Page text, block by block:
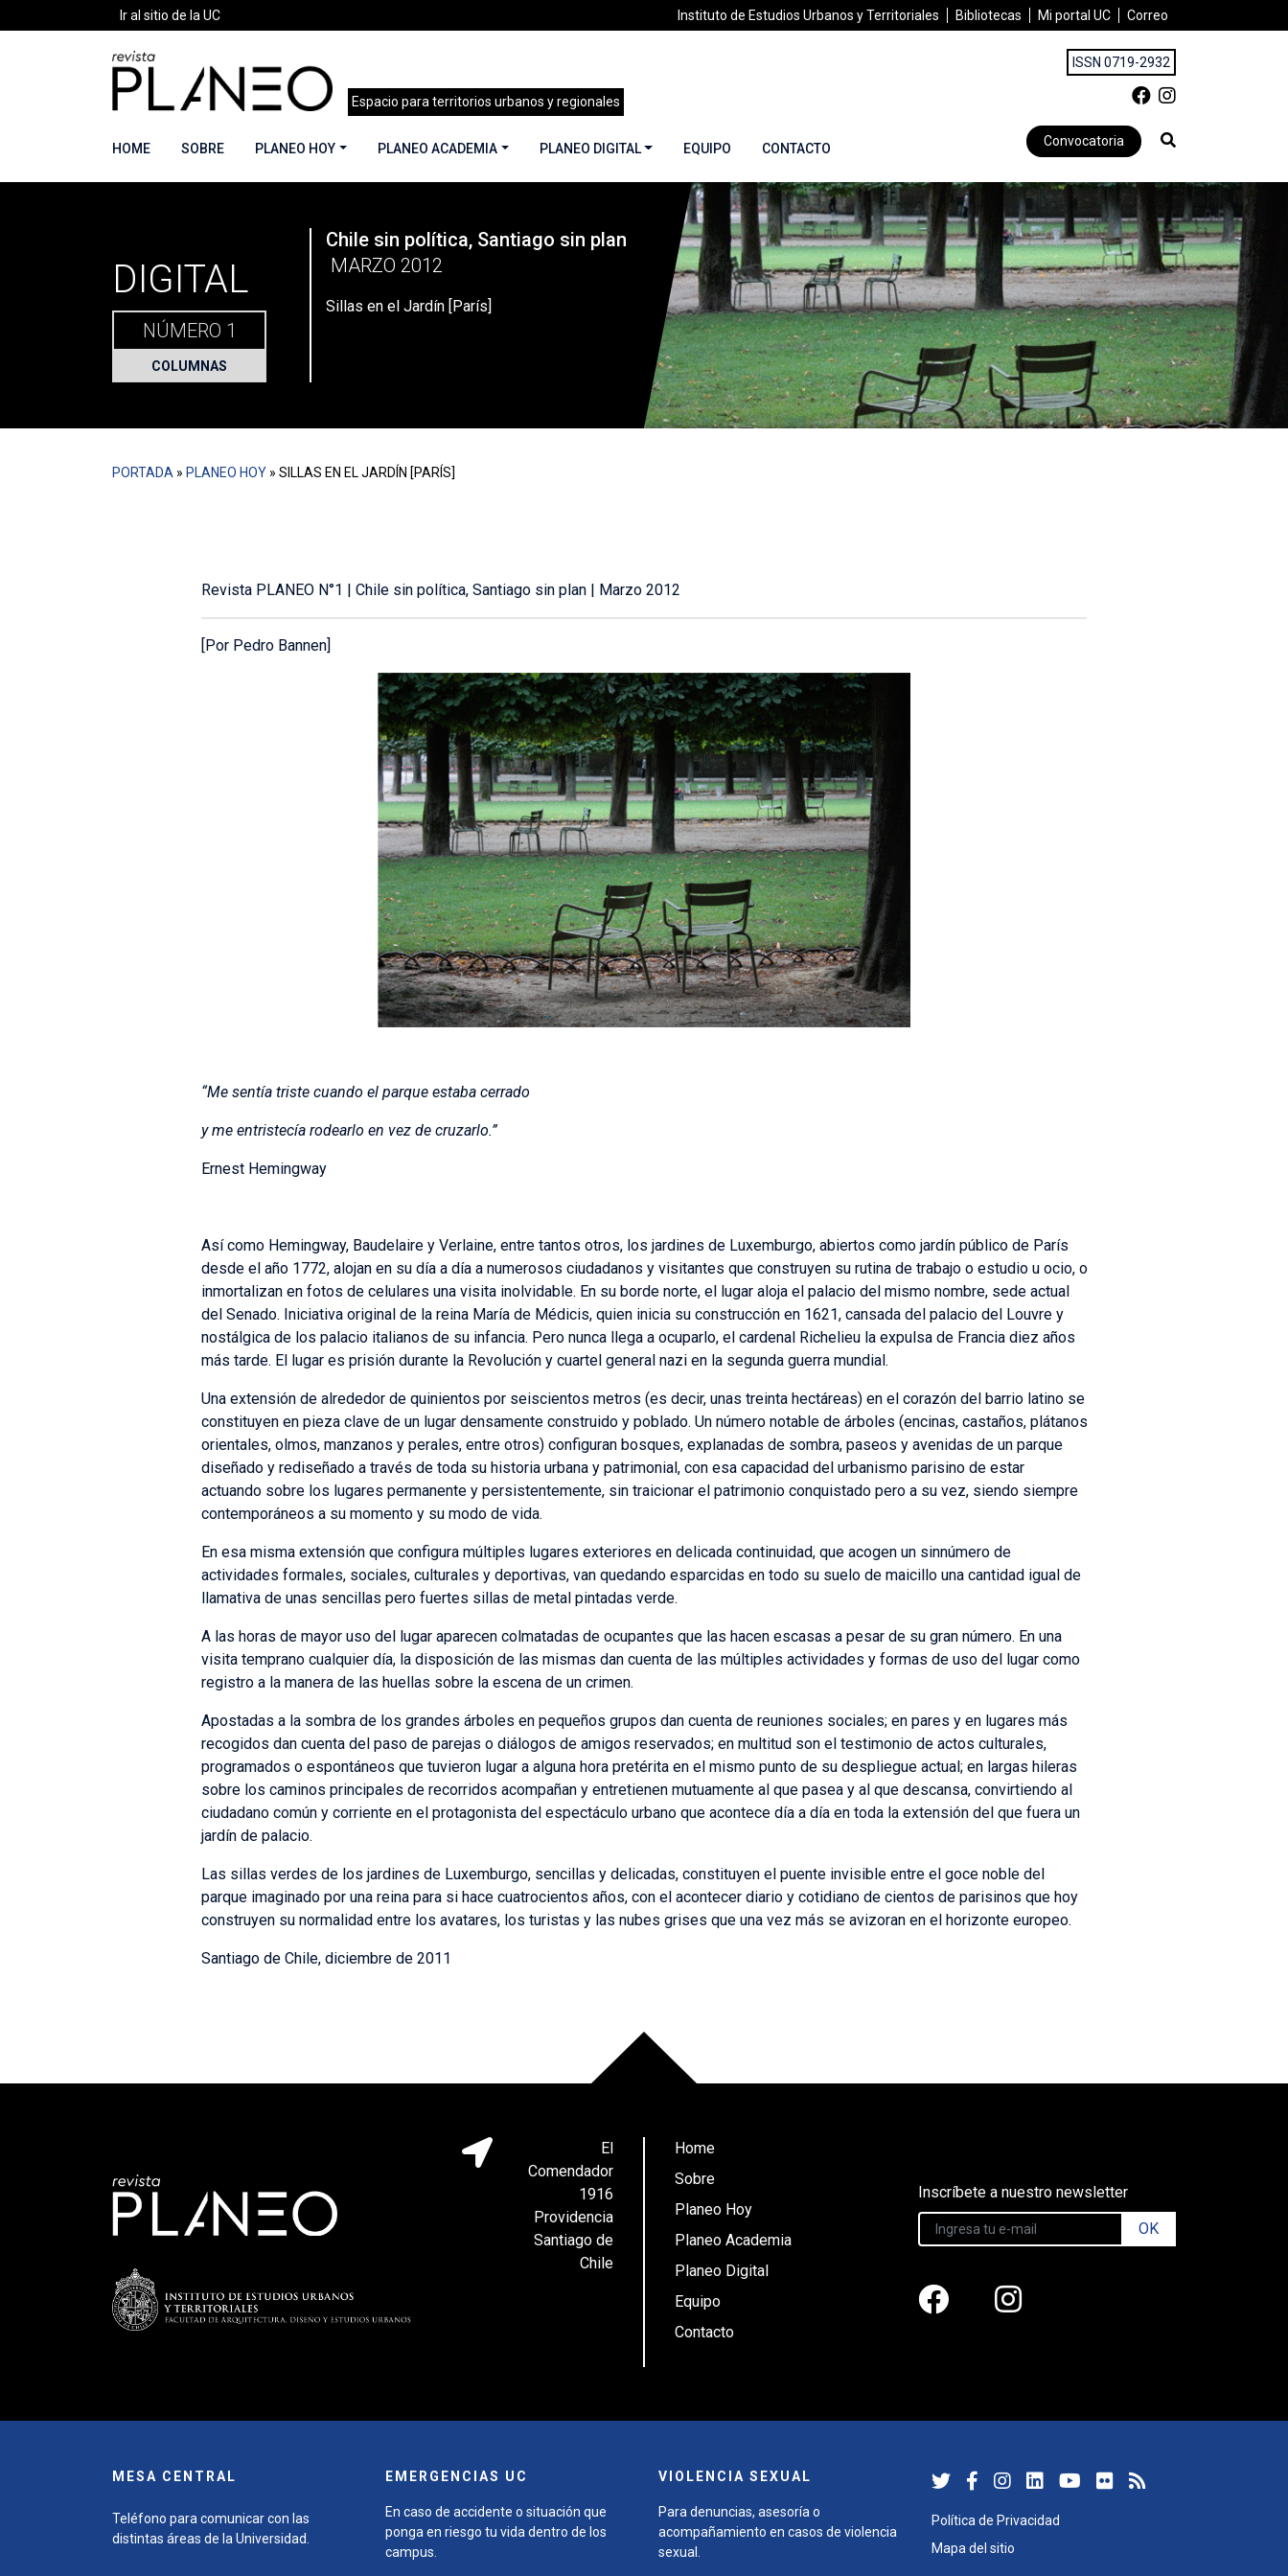
Ir al sitio de la UC Instituto de Estudios Urbanos y Territoriales Bibliotecas Mi portal UC Correo
Espacio para territorios urbanos y regionales
ISSN 0719-2932
HOME SOBRE PLANEO HOY PLANEO ACADEMIA PLANEO DIGITAL EQUIPO CONTACTO Convocatoria
Sillas en el Jardín [París]
DIGITAL
NÚMERO 1
COLUMNAS
Chile sin política, Santiago sin plan
MARZO 2012
Sillas en el Jardín [París]
PORTADA » PLANEO HOY » SILLAS EN EL JARDÍN [PARÍS]
Revista PLANEO N°1 | Chile sin política, Santiago sin plan | Marzo 2012
[Por Pedro Bannen]
“Me sentía triste cuando el parque estaba cerrado
y me entristecía rodearlo en vez de cruzarlo.”
Ernest Hemingway
Así como Hemingway, Baudelaire y Verlaine, entre tantos otros, los jardines de Luxemburgo, abiertos como jardín público de París
desde el año 1772, alojan en su día a día a numerosos ciudadanos y visitantes que construyen su rutina de trabajo o estudio u ocio, o
inmortalizan en fotos de celulares una visita inolvidable. En su borde norte, el lugar aloja el palacio del mismo nombre, sede actual
del Senado. Iniciativa original de la reina María de Médicis, quien inicia su construcción en 1621, cansada del palacio del Louvre y
nostálgica de los palacio italianos de su infancia. Pero nunca llega a ocuparlo, el cardenal Richelieu la expulsa de Francia diez años
más tarde. El lugar es prisión durante la Revolución y cuartel general nazi en la segunda guerra mundial.
Una extensión de alrededor de quinientos por seiscientos metros (es decir, unas treinta hectáreas) en el corazón del barrio latino se
constituyen en pieza clave de un lugar densamente construido y poblado. Un número notable de árboles (encinas, castaños, plátanos
orientales, olmos, manzanos y perales, entre otros) configuran bosques, explanadas de sombra, paseos y avenidas de un parque
diseñado y rediseñado a través de toda su historia urbana y patrimonial, con esa capacidad del urbanismo parisino de estar
actuando sobre los lugares permanente y persistentemente, sin traicionar el patrimonio conquistado pero a su vez, siendo siempre
contemporáneos a su momento y su modo de vida.
En esa misma extensión que configura múltiples lugares exteriores en delicada continuidad, que acogen un sinnúmero de
actividades formales, sociales, culturales y deportivas, van quedando esparcidas en todo su suelo de maicillo una cantidad igual de
llamativa de unas sencillas pero fuertes sillas de metal pintadas verde.
A las horas de mayor uso del lugar aparecen colmatadas de ocupantes que las hacen escasas a pesar de su gran número. En una
visita temprano cualquier día, la disposición de las mismas dan cuenta de las múltiples actividades y formas de uso del lugar como
registro a la manera de las huellas sobre la escena de un crimen.
Apostadas a la sombra de los grandes árboles en pequeños grupos dan cuenta de reuniones sociales; en pares y en lugares más
recogidos dan cuenta del paso de parejas o diálogos de amigos reservados; en multitud son el testimonio de actos culturales,
programados o espontáneos que tuvieron lugar a alguna hora pretérita en el mismo punto de su despliegue actual; en largas hileras
sobre los caminos principales de recorridos acompañan y entretienen mutuamente al que pasea y al que descansa, convirtiendo al
ciudadano común y corriente en el protagonista del espectáculo urbano que acontece día a día en toda la extensión del que fuera un
jardín de palacio.
Las sillas verdes de los jardines de Luxemburgo, sencillas y delicadas, constituyen el puente invisible entre el goce noble del
parque imaginado por una reina para si hace cuatrocientos años, con el acontecer diario y cotidiano de cientos de parisinos que hoy
construyen su normalidad entre los avatares, los turistas y las nubes grises que una vez más se avizoran en el horizonte europeo.
Santiago de Chile, diciembre de 2011
El
Comendador
1916
Providencia
Santiago de
Chile
Home
Sobre
Planeo Hoy
Planeo Academia
Planeo Digital
Equipo
Contacto
Inscríbete a nuestro newsletter
OK
MESA CENTRAL
Teléfono para comunicar con las
distintas áreas de la Universidad.
EMERGENCIAS UC
En caso de accidente o situación que
ponga en riesgo tu vida dentro de los
campus.
VIOLENCIA SEXUAL
Para denuncias, asesoría o
acompañamiento en casos de violencia
sexual.
Política de Privacidad
Mapa del sitio